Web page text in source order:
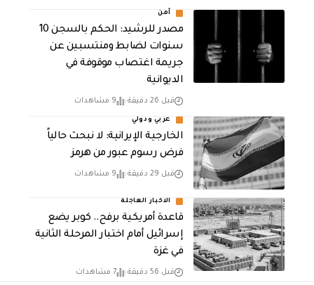
أمن
مصدر للرشيد: الحكم بالسجن 10
سنوات لضابط ومنتسبين عن
جريمة اغتصاب موقوفة في
الديوانية
قبل 26 دقيقة 9 مشاهدات
عربي ودولي
الخارجية الإيرانية: لا نبحث حالياً
فرض رسوم عبور من هرمز
قبل 29 دقيقة 9 مشاهدات
الاخبار العاجلة
قاعدة أمريكية برفح.. كوبر يضع
إسرائيل أمام اختبار المرحلة الثانية
في غزة
قبل 56 دقيقة 7 مشاهدات